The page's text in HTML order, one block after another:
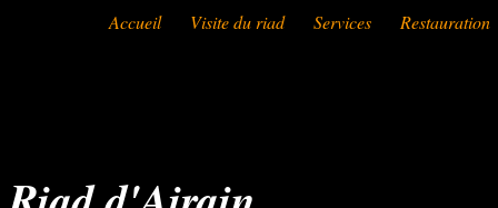
Accueil Visite du riad Services Restauration